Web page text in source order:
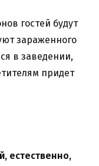
гостей будут
зараженного
в заведении,
придет
естественно,